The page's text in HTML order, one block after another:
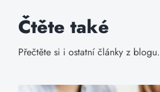
Čtěte také
Přečtěte si i ostatní články z blogu.